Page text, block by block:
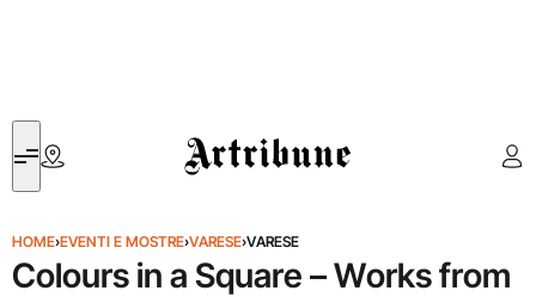
Artribune
HOME›EVENTI E MOSTRE›VARESE›VARESE
Colours in a Square – Works from